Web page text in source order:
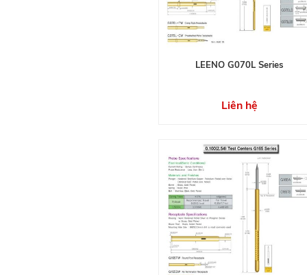
LEENO G070L Series
Liên hệ